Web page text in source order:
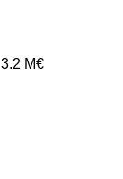
3.2 M€